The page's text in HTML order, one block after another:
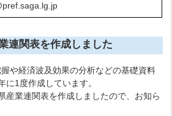
連関表を作成しました
や経済波及効果の分析などの基礎資料
に1度作成しています。
業連関表を作成しましたので、お知ら